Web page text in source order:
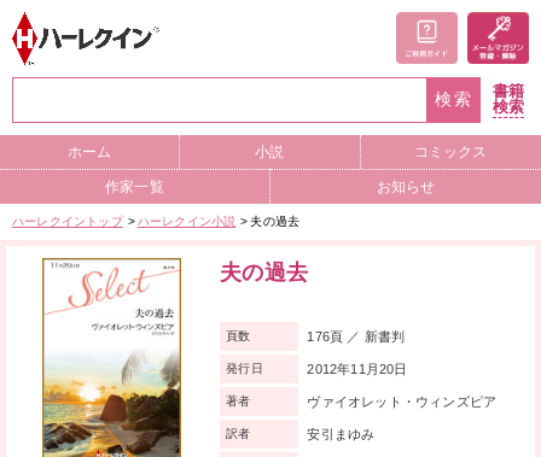
検索
書籍
検索
ホーム 小説 コミックス
作家一覧 お知らせ
ハーレクイントップ ハーレクイン小説 夫の過去
夫の過去
頁数 176頁 ／ 新書判
発行日 2012年11月20日
著者 ヴァイオレット・ウィンズピア
訳者 安引まゆみ